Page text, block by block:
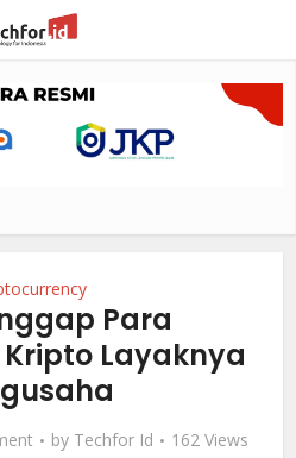
Para
Layaknya
by Techfor Id 162 Views